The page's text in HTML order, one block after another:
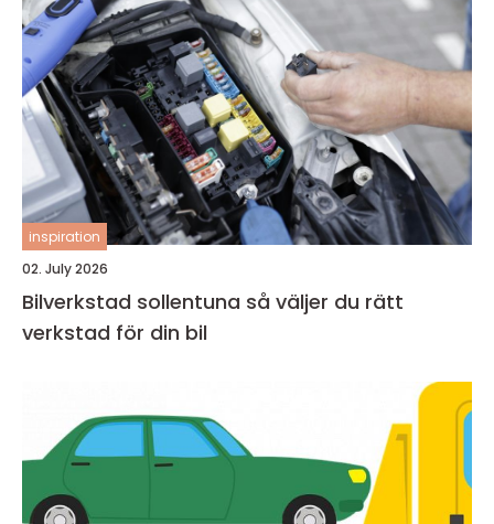
inspiration
02. July 2026
Bilverkstad sollentuna så väljer du rätt
verkstad för din bil